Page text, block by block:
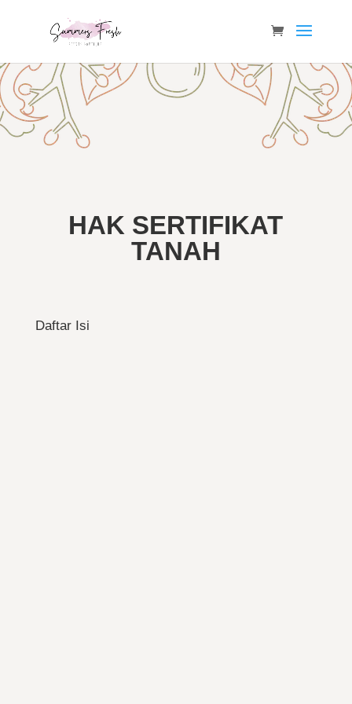
HAK SERTIFIKAT
TANAH
Daftar Isi